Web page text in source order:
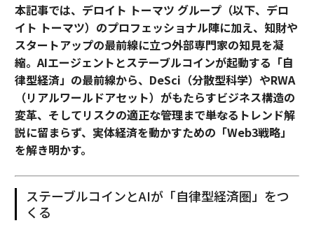
本記事では、デロイト トーマツ グループ（以下、デロ
イト トーマツ）のプロフェッショナル陣に加え、知財や
スタートアップの最前線に立つ外部専門家の知見を凝
縮。AIエージェントとステーブルコインが起動する「自
律型経済」の最前線から、DeSci（分散型科学）やRWA
（リアルワールドアセット）がもたらすビジネス構造の
変革、そしてリスクの適正な管理まで――単なるトレンド解
説に留まらず、実体経済を動かすための「Web3戦略」
を解き明かす。
ステーブルコインとAIが「自律型経済圏」をつ
くる